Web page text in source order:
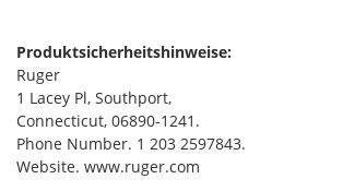
Produktsicherheitshinweise:
Ruger
1 Lacey Pl, Southport,
Connecticut, 06890-1241.
Phone Number. 1 203 2597843.
Website. www.ruger.com